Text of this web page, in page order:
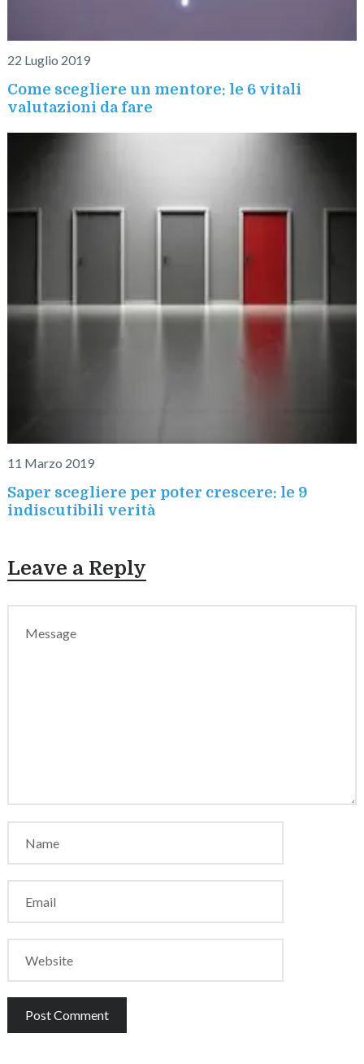
22 Luglio 2019
Come scegliere un mentore: le 6 vitali
valutazioni da fare
11 Marzo 2019
Saper scegliere per poter crescere: le 9
indiscutibili verità
Leave a Reply